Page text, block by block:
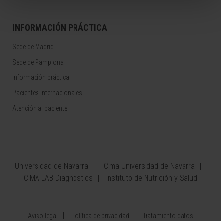
INFORMACIÓN PRÁCTICA
Sede de Madrid
Sede de Pamplona
Información práctica
Pacientes internacionales
Atención al paciente
Universidad de Navarra
Cima Universidad de Navarra
CIMA LAB Diagnostics
Instituto de Nutrición y Salud
Aviso legal Política de privacidad Tratamiento datos